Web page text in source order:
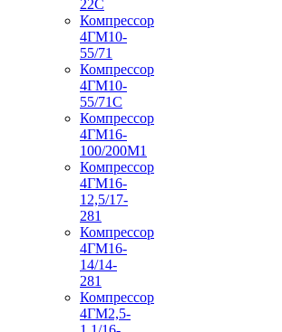
22С
Компрессор
4ГМ10-
55/71
Компрессор
4ГМ10-
55/71С
Компрессор
4ГМ16-
100/200М1
Компрессор
4ГМ16-
12,5/17-
281
Компрессор
4ГМ16-
14/14-
281
Компрессор
4ГМ2,5-